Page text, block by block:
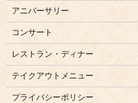
アニバーサリー
コンサート
レストラン・ディナー
テイクアウトメニュー
プライバシーポリシー